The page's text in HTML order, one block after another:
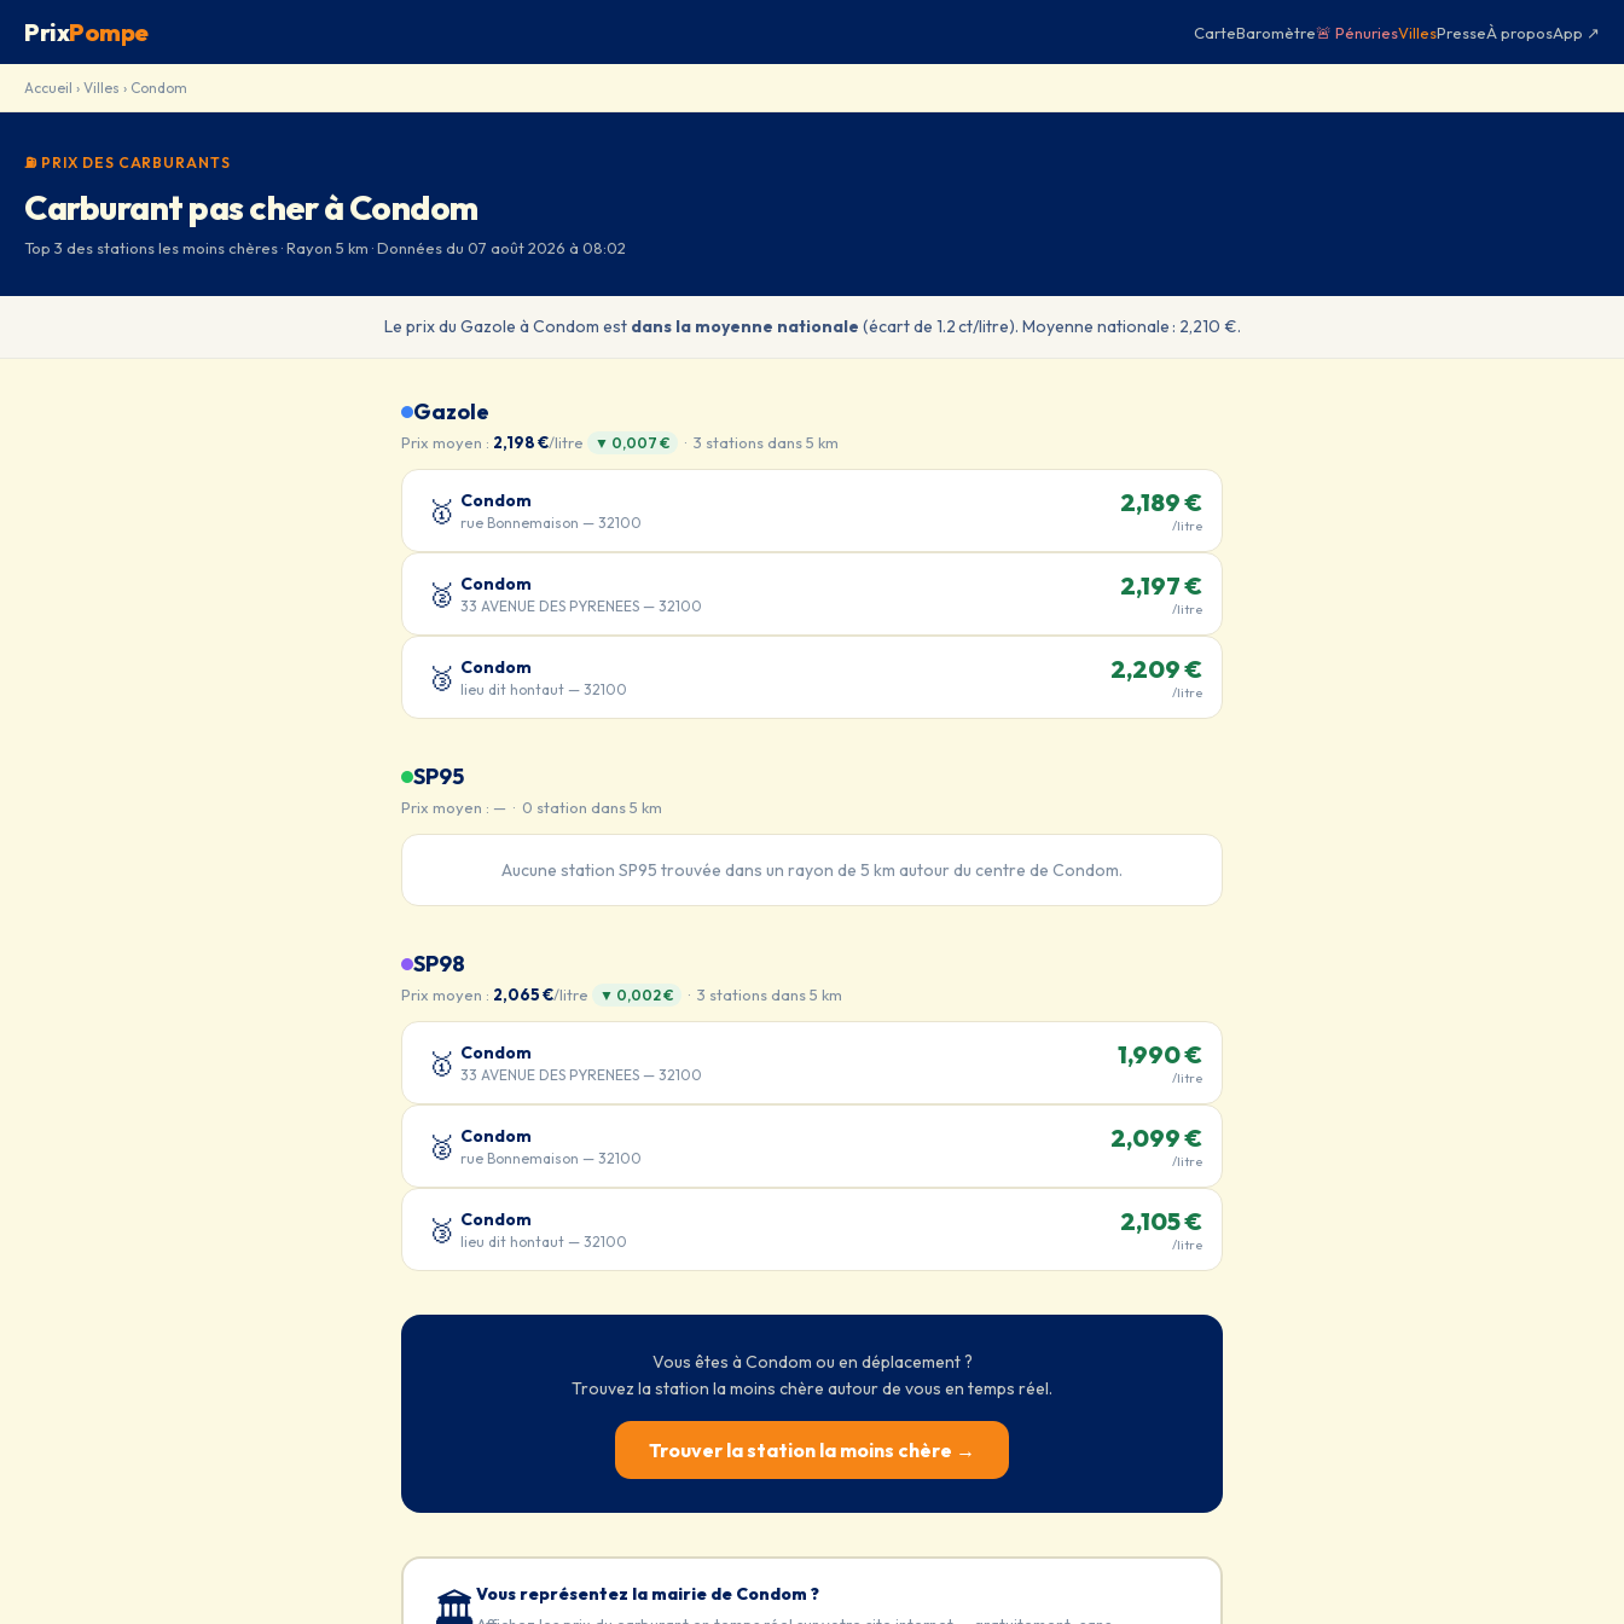
PrixPompe CarteBaromètre🚨 PénuriesVillesPresseÀ proposApp ↗
Accueil › Villes › Condom
⛽ PRIX DES CARBURANTS
Carburant pas cher à Condom
Top 3 des stations les moins chères · Rayon 5 km · Données du 07 août 2026 à 08:02
Le prix du Gazole à Condom est dans la moyenne nationale (écart de 1.2 ct/litre). Moyenne nationale : 2,210 €.
Gazole
Prix moyen : 2,198 €/litre ▼ 0,007 € · 3 stations dans 5 km
🥇 Condom
rue Bonnemaison — 32100
2,189 €
/litre
🥈 Condom
33 AVENUE DES PYRENEES — 32100
2,197 €
/litre
🥉 Condom
lieu dit hontaut — 32100
2,209 €
/litre
SP95
Prix moyen : — · 0 station dans 5 km
Aucune station SP95 trouvée dans un rayon de 5 km autour du centre de Condom.
SP98
Prix moyen : 2,065 €/litre ▼ 0,002 € · 3 stations dans 5 km
🥇 Condom
33 AVENUE DES PYRENEES — 32100
1,990 €
/litre
🥈 Condom
rue Bonnemaison — 32100
2,099 €
/litre
🥉 Condom
lieu dit hontaut — 32100
2,105 €
/litre
Vous êtes à Condom ou en déplacement ?
Trouvez la station la moins chère autour de vous en temps réel.
Trouver la station la moins chère →
🏛️Vous représentez la mairie de Condom ?